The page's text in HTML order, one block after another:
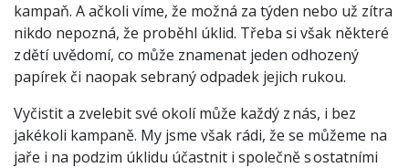
kampaň. A ačkoli víme, že možná za týden nebo už zítra
nikdo nepozná, že proběhl úklid. Třeba si však některé
z dětí uvědomí, co může znamenat jeden odhozený
papírek či naopak sebraný odpadek jejich rukou.
Vyčistit a zvelebit své okolí může každý z nás, i bez
jakékoli kampaně. My jsme však rádi, že se můžeme na
jaře i na podzim úklidu účastnit i společně s ostatními